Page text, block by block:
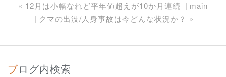
« 12月は小幅なれど平年値超えが10か月連続
main
クマの出没/人身事故は今どんな状況か？ »
ブログ内検索